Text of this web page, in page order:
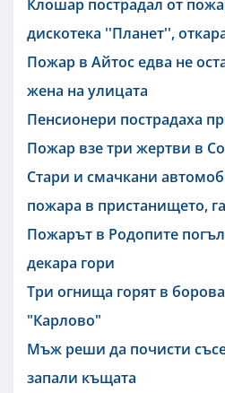
Клошар пострадал от
дискотека ''Планет'',
Пожар в Айтос едва не
жена на улицата
Пенсионери пострадаха
Пожар взе три жертви в
Стари и смачкани
пожара в пристанището,
Пожарът в Родопите
декара гори
Три огнища горят в
"Карлово"
Мъж реши да почисти
запали къщата